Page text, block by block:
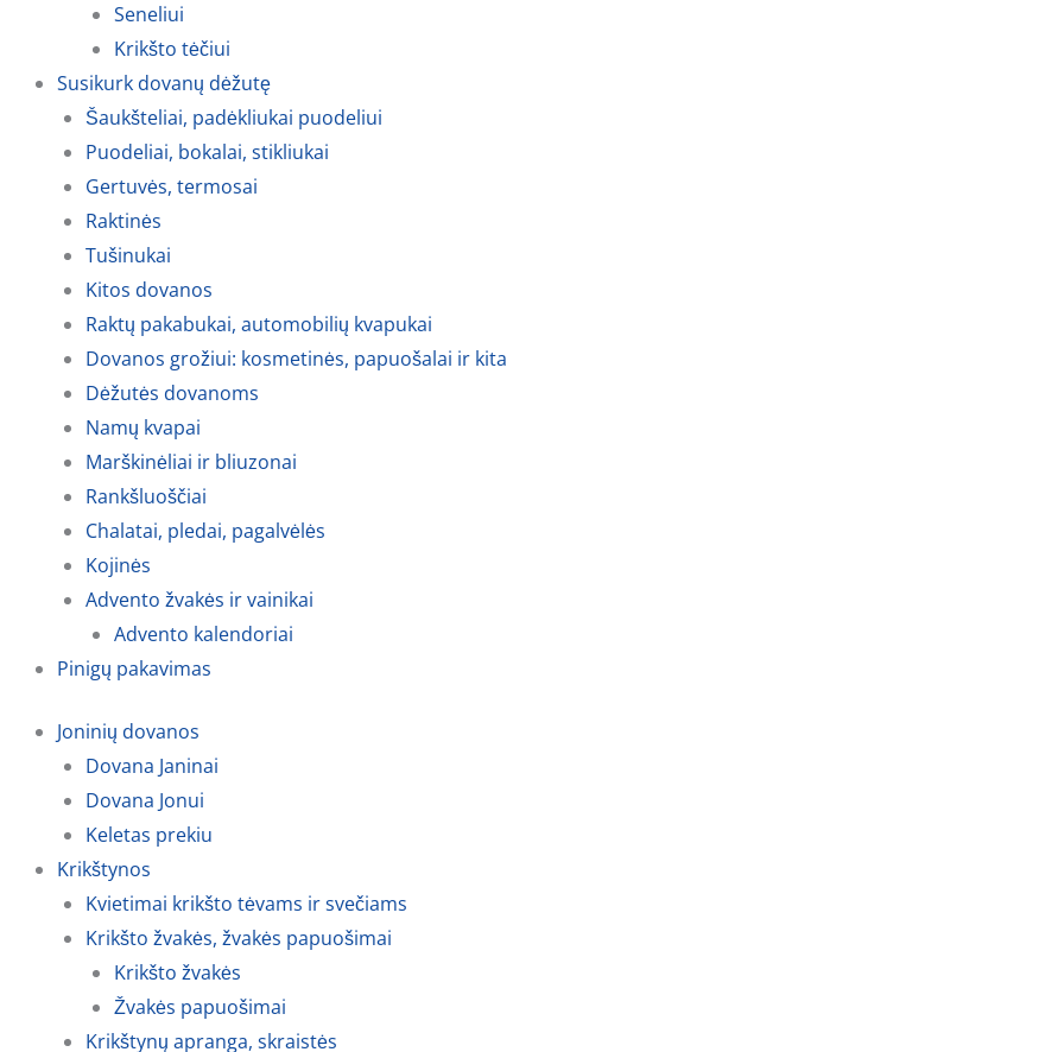
Seneliui
Krikšto tėčiui
Susikurk dovanų dėžutę
Šaukšteliai, padėkliukai puodeliui
Puodeliai, bokalai, stikliukai
Gertuvės, termosai
Raktinės
Tušinukai
Kitos dovanos
Raktų pakabukai, automobilių kvapukai
Dovanos grožiui: kosmetinės, papuošalai ir kita
Dėžutės dovanoms
Namų kvapai
Marškinėliai ir bliuzonai
Rankšluoščiai
Chalatai, pledai, pagalvėlės
Kojinės
Advento žvakės ir vainikai
Advento kalendoriai
Pinigų pakavimas
Joninių dovanos
Dovana Janinai
Dovana Jonui
Keletas prekiu
Krikštynos
Kvietimai krikšto tėvams ir svečiams
Krikšto žvakės, žvakės papuošimai
Krikšto žvakės
Žvakės papuošimai
Krikštynų apranga, skraistės